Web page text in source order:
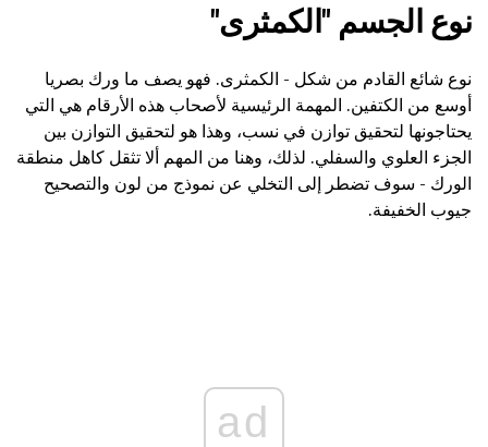
نوع الجسم "الكمثرى"
نوع شائع القادم من شكل - الكمثرى. فهو يصف ما ورك بصريا
أوسع من الكتفين. المهمة الرئيسية لأصحاب هذه الأرقام هي التي
يحتاجونها لتحقيق توازن في نسب، وهذا هو لتحقيق التوازن بين
الجزء العلوي والسفلي. لذلك، وهنا من المهم ألا تثقل كاهل منطقة
الورك - سوف تضطر إلى التخلي عن نموذج من لون والتصحيح
جيوب الخفيفة.
ad